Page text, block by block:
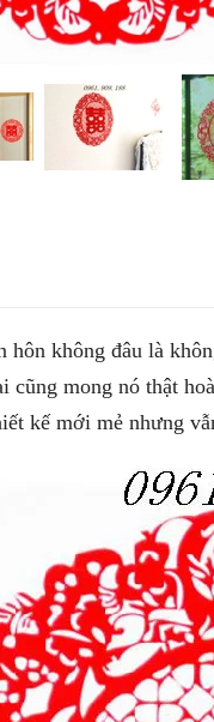
hôn không đâu là
cũng mong nó thật
kế mới mẻ nhưng